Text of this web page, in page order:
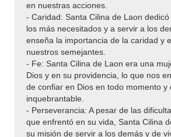
en nuestras acciones.
- Caridad: Santa Cilina de Laon
los más necesitados y a servir a los
enseña la importancia de la caridad y
nuestros semejantes.
- Fe: Santa Cilina de Laon era una
Dios y en su providencia, lo que nos
de confiar en Dios en todo momento y
inquebrantable.
- Perseverancia: A pesar de las
que enfrentó en su vida, Santa Cilina
su misión de servir a los demás y de